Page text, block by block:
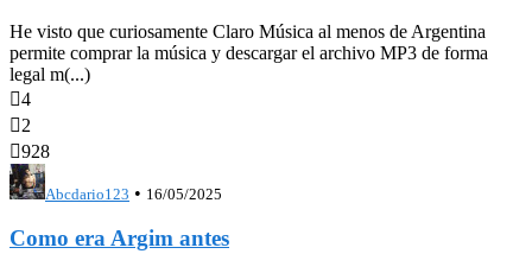
He visto que curiosamente Claro Música al menos de Argentina
permite comprar la música y descargar el archivo MP3 de forma
legal m(...)
4
2
928
Abcdario123 • 16/05/2025
Como era Argim antes